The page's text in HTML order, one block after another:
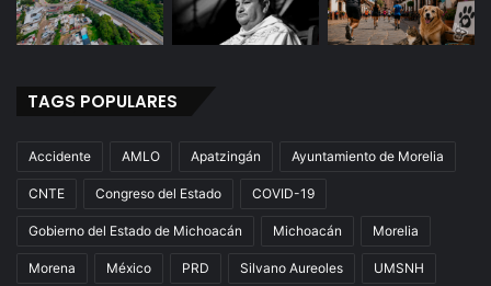
TAGS POPULARES
Accidente AMLO Apatzingán Ayuntamiento de Morelia
CNTE Congreso del Estado COVID-19
Gobierno del Estado de Michoacán Michoacán Morelia
Morena México PRD Silvano Aureoles UMSNH